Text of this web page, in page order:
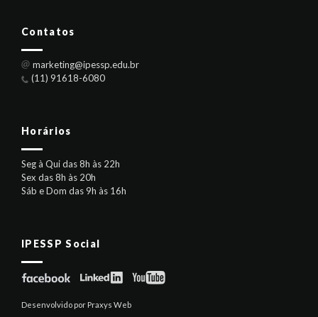
Contatos
marketing@ipessp.edu.br
(11) 91618-6080
Horários
Seg à Qui das 8h às 22h
Sex das 8h às 20h
Sáb e Dom das 9h às 16h
IPESSP Social
Desenvolvido por Praxys Web